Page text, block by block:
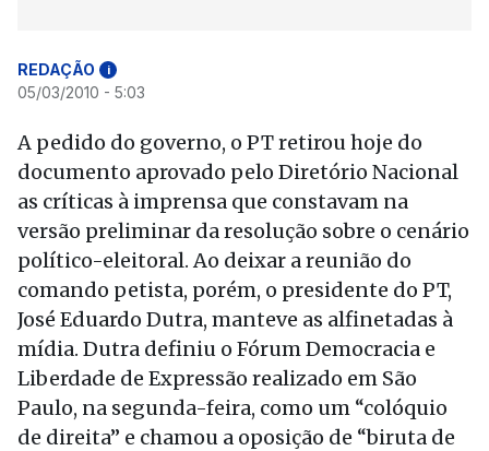
REDAÇÃO i
05/03/2010 - 5:03
A pedido do governo, o PT retirou hoje do
documento aprovado pelo Diretório Nacional
as críticas à imprensa que constavam na
versão preliminar da resolução sobre o cenário
político-eleitoral. Ao deixar a reunião do
comando petista, porém, o presidente do PT,
José Eduardo Dutra, manteve as alfinetadas à
mídia. Dutra definiu o Fórum Democracia e
Liberdade de Expressão realizado em São
Paulo, na segunda-feira, como um “colóquio
de direita” e chamou a oposição de “biruta de